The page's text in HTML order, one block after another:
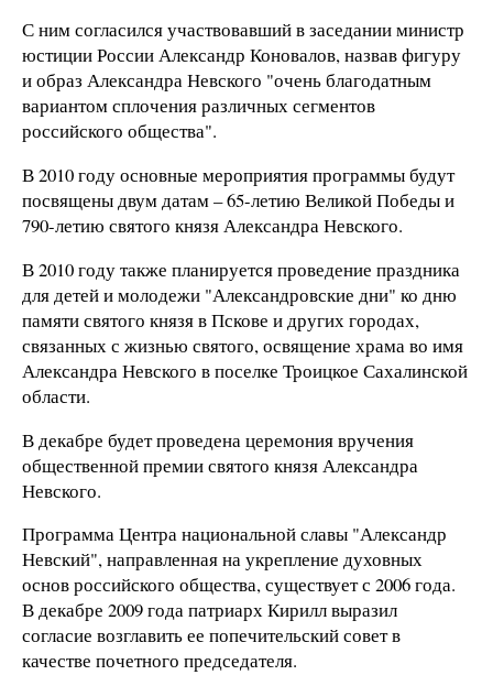
С ним согласился участвовавший в заседании министр
юстиции России Александр Коновалов, назвав фигуру
и образ Александра Невского "очень благодатным
вариантом сплочения различных сегментов
российского общества".
В 2010 году основные мероприятия программы будут
посвящены двум датам – 65-летию Великой Победы и
790-летию святого князя Александра Невского.
В 2010 году также планируется проведение праздника
для детей и молодежи "Александровские дни" ко дню
памяти святого князя в Пскове и других городах,
связанных с жизнью святого, освящение храма во имя
Александра Невского в поселке Троицкое Сахалинской
области.
В декабре будет проведена церемония вручения
общественной премии святого князя Александра
Невского.
Программа Центра национальной славы "Александр
Невский", направленная на укрепление духовных
основ российского общества, существует с 2006 года.
В декабре 2009 года патриарх Кирилл выразил
согласие возглавить ее попечительский совет в
качестве почетного председателя.